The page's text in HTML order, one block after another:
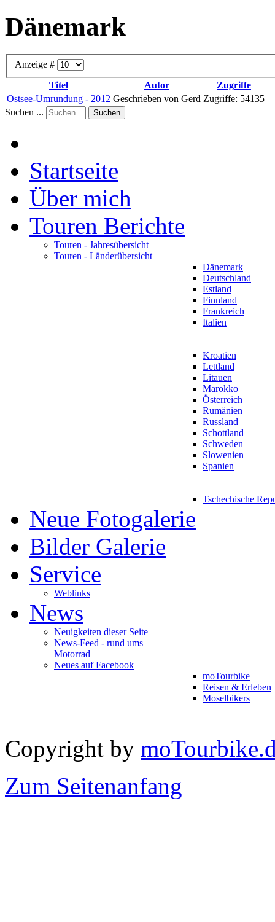
Dänemark
Anzeige #
Titel
Autor
Zugriffe
Ostsee-Umrundung - 2012 Geschrieben von Gerd Zugriffe: 54135
Suchen ...
Suchen
Startseite
Über mich
Touren Berichte
Touren - Jahresübersicht
Touren - Länderübersicht
Dänemark
Deutschland
Estland
Finnland
Frankreich
Italien
Kroatien
Lettland
Litauen
Marokko
Österreich
Rumänien
Russland
Schottland
Schweden
Slowenien
Spanien
Tschechische
Neue Fotogalerie
Bilder Galerie
Service
Weblinks
News
Neuigkeiten dieser Seite
News-Feed - rund ums
Motorrad
Neues auf Facebook
moTourbike
Reisen & Erleben
Moselbikers
Copyright by
Zum Seitenanfang